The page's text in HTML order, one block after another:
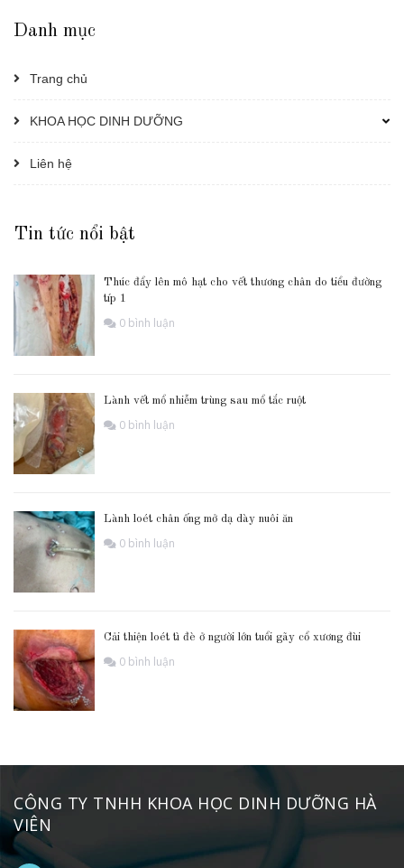
Danh mục
Trang chủ
KHOA HỌC DINH DƯỠNG
Liên hệ
Tin tức nổi bật
Thúc đẩy lên mô hạt cho vết thương chân do tiểu đường
típ 1
0 bình luận
Lành vết mổ nhiễm trùng sau mổ tắc ruột
0 bình luận
Lành loét chân ống mở dạ dày nuôi ăn
0 bình luận
Cải thiện loét tì đè ở người lớn tuổi gãy cổ xương đùi
0 bình luận
CÔNG TY TNHH KHOA HỌC DINH DƯỠNG HÀ
VIÊN